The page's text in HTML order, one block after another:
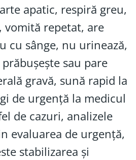
apatic, respiră greu,
vomită repetat, are
cu sânge, nu urinează,
sau pare
gravă, sună rapid la
de urgență la medicul
de cazuri, analizele
evaluarea de urgență,
stabilizarea și